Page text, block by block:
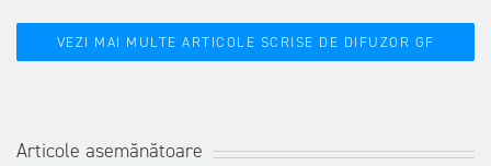
VEZI MAI MULTE ARTICOLE SCRISE DE DIFUZOR GF
Articole asemănătoare